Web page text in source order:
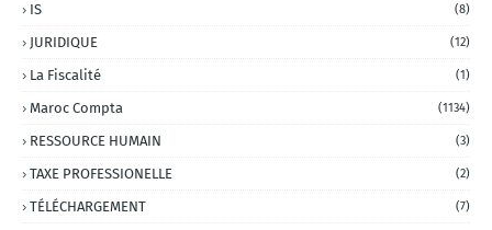
IS (8)
JURIDIQUE (12)
La Fiscalité (1)
Maroc Compta (1134)
RESSOURCE HUMAIN (3)
TAXE PROFESSIONELLE (2)
TÉLÉCHARGEMENT (7)